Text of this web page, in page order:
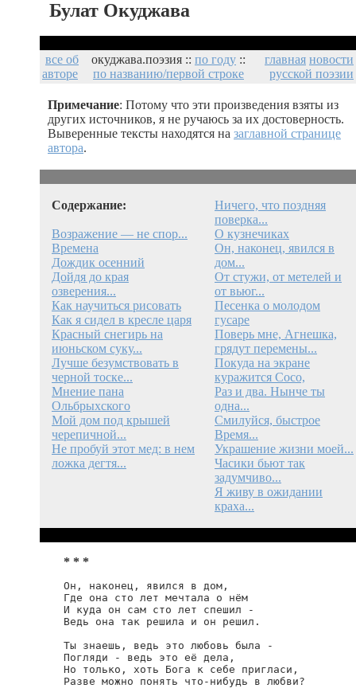
Булат Окуджава
все об
авторе
окуджава.поэзия :: по году ::
по названию/первой строке
главная новости
русской поэзии
Примечание: Потому что эти произведения взяты из
других источников, я не ручаюсь за их достоверность.
Выверенные тексты находятся на заглавной странице
автора.
Содержание:
Возражение — не спор...
Времена
Дождик осенний
Дойдя до края
озверения...
Как научиться рисовать
Как я сидел в кресле царя
Красный снегирь на
июньском суку...
Лучше безумствовать в
черной тоске...
Мнение пана
Ольбрыхского
Мой дом под крышей
черепичной...
Не пробуй этот мед: в нем
ложка дегтя...
Ничего, что поздняя
поверка...
О кузнечиках
Он, наконец, явился в
дом...
От стужи, от метелей и
от вьюг...
Песенка о молодом
гусаре
Поверь мне, Агнешка,
грядут перемены...
Покуда на экране
куражится Сосо,
Раз и два. Нынче ты
одна...
Смилуйся, быстрое
Время...
Украшение жизни моей...
Часики бьют так
задумчиво...
Я живу в ожидании
краха...
* * *
Он, наконец, явился в дом,
Где она сто лет мечтала о нём
И куда он сам сто лет спешил -
Ведь она так решила и он решил.
Ты знаешь, ведь это любовь была -
Погляди - ведь это её дела,
Но только, хоть Бога к себе пригласи,
Разве можно понять что-нибудь в любви?